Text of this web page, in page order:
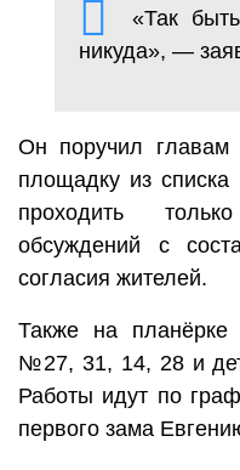
«Так
никуда», —
Он поручил главам
площадку из
проходить
обсуждений с
согласия жителей.
Также на планёрке
№27, 31, 14, 28 и
Работы идут по
первого зама